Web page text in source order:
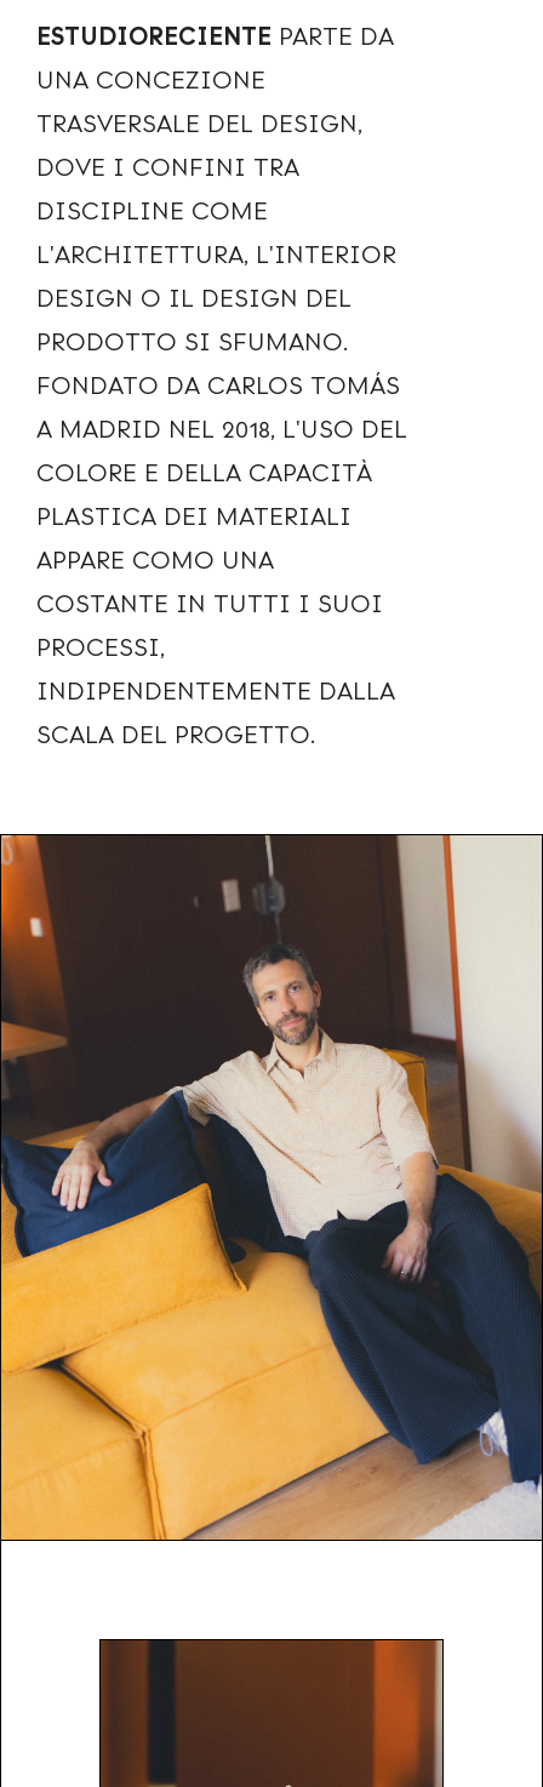
ESTUDIORECIENTE PARTE DA
UNA CONCEZIONE
TRASVERSALE DEL DESIGN,
DOVE I CONFINI TRA
DISCIPLINE COME
L'ARCHITETTURA, L'INTERIOR
DESIGN O IL DESIGN DEL
PRODOTTO SI SFUMANO.
FONDATO DA CARLOS TOMÁS
A MADRID NEL 2018, L'USO DEL
COLORE E DELLA CAPACITÀ
PLASTICA DEI MATERIALI
APPARE COMO UNA
COSTANTE IN TUTTI I SUOI
PROCESSI,
INDIPENDENTEMENTE DALLA
SCALA DEL PROGETTO.